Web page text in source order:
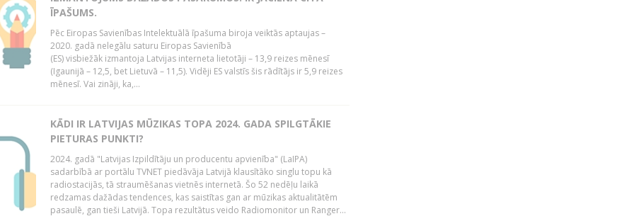
ĪPAŠUMS.
Pēc Eiropas Savienības Intelektuālā īpašuma biroja veiktās aptaujas –
2020. gadā nelegālu saturu Eiropas Savienībā
(ES) visbiežāk izmantoja Latvijas interneta lietotāji – 13,9 reizes mēnesī
(Igaunijā – 12,5, bet Lietuvā – 11,5). Vidēji ES valstīs šis rādītājs ir 5,9 reizes
mēnesī. Vai zināji, ka,...
KĀDI IR LATVIJAS MŪZIKAS TOPA 2024. GADA SPILGTĀKIE
PIETURAS PUNKTI?
2024. gadā "Latvijas Izpildītāju un producentu apvienība" (LaIPA)
sadarbībā ar portālu TVNET piedāvāja Latvijā klausītāko singlu topu kā
radiostacijās, tā straumēšanas vietnēs internetā. Šo 52 nedēļu laikā
redzamas dažādas tendences, kas saistītas gan ar mūzikas aktualitātēm
pasaulē, gan tieši Latvijā. Topa rezultātus veido Radiomonitor un Ranger...